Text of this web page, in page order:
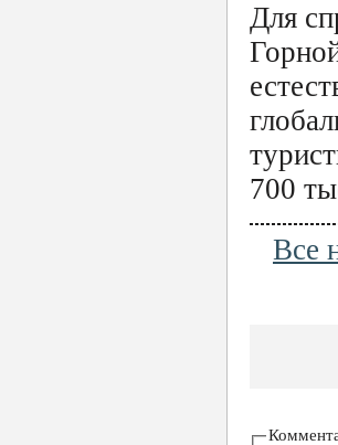
Для
700
Все